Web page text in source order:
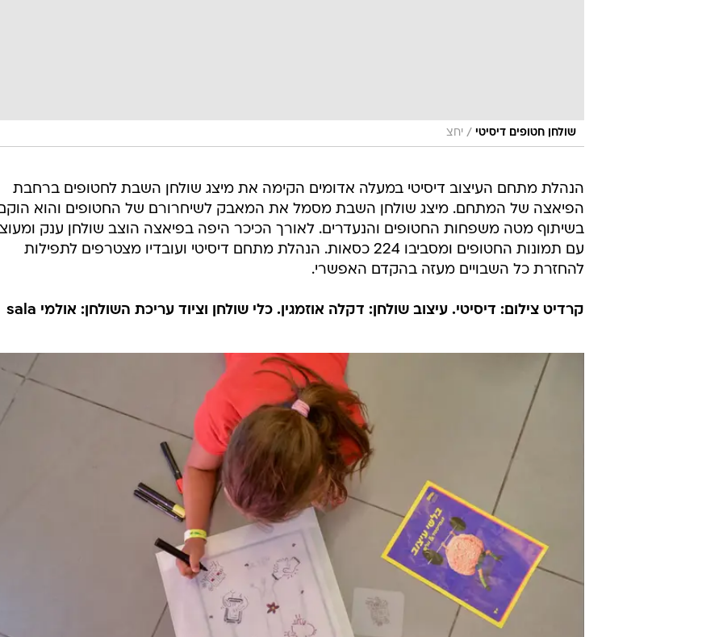
שולחן חטופים דיסיטי / יחצ
הנהלת מתחם העיצוב דיסיטי במעלה אדומים הקימה את מיצג שולחן השבת לחטופים ברחבת
הפיאצה של המתחם. מיצג שולחן השבת מסמל את המאבק לשיחרורם של החטופים והוא
בשיתוף מטה משפחות החטופים והנעדרים. לאורך הכיכר היפה בפיאצה הוצב שולחן ענק
עם תמונות החטופים ומסביבו 224 כסאות. הנהלת מתחם דיסיטי ועובדיו מצטרפים לתפילות
להחזרת כל השבויים מעזה בהקדם האפשרי.
קרדיט צילום: דיסיטי. עיצוב שולחן: דקלה אוזמגין. כלי שולחן וציוד עריכת השולחן: אולמי sala